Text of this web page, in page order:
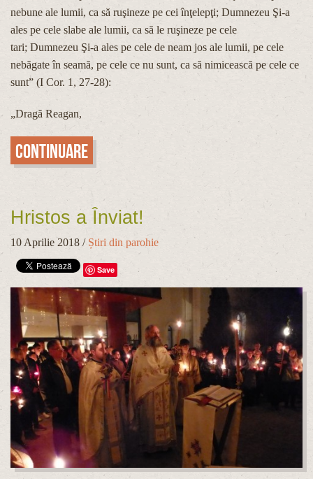
nebune ale lumii, ca să ruşineze pe cei înţelepţi; Dumnezeu Şi-a
ales pe cele slabe ale lumii, ca să le ruşineze pe cele
tari; Dumnezeu Şi-a ales pe cele de neam jos ale lumii, pe cele
nebăgate în seamă, pe cele ce nu sunt, ca să nimicească pe cele ce
sunt” (I Cor. 1, 27-28):
„Dragă Reagan,
Continuare
Hristos a Înviat!
10 Aprilie 2018 / Știri din parohie
Save